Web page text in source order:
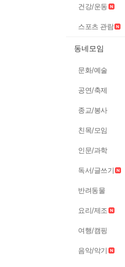
건강/운동
스포츠 관람
동네모임
문화/예술
공연/축제
종교/봉사
친목/모임
인문/과학
독서/글쓰기
반려동물
요리/제조
여행/캠핑
음악/악기